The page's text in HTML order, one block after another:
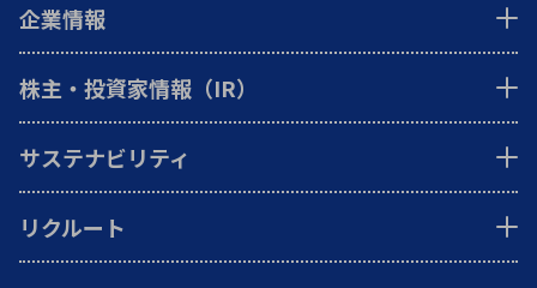
企業情報
株主・投資家情報（IR）
サステナビリティ
リクルート